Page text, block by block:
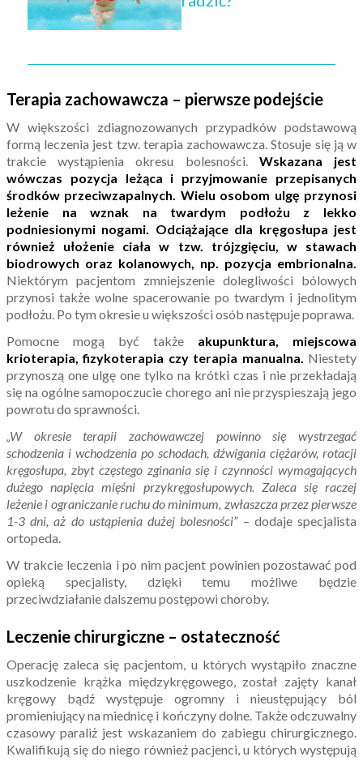
Terapia zachowawcza – pierwsze podejście
W większości zdiagnozowanych przypadków podstawową
formą leczenia jest tzw. terapia zachowawcza. Stosuje się ją w
trakcie wystąpienia okresu bolesności. Wskazana jest
wówczas pozycja leżąca i przyjmowanie przepisanych
środków przeciwzapalnych. Wielu osobom ulgę przynosi
leżenie na wznak na twardym podłożu z lekko
podniesionymi nogami. Odciążające dla kręgosłupa jest
również ułożenie ciała w tzw. trójzgięciu, w stawach
biodrowych oraz kolanowych, np. pozycja embrionalna.
Niektórym pacjentom zmniejszenie dolegliwości bólowych
przynosi także wolne spacerowanie po twardym i jednolitym
podłożu. Po tym okresie u większości osób następuje poprawa.
Pomocne mogą być także akupunktura, miejscowa
krioterapia, fizykoterapia czy terapia manualna. Niestety
przynoszą one ulgę one tylko na krótki czas i nie przekładają
się na ogólne samopoczucie chorego ani nie przyspieszają jego
powrotu do sprawności.
„W okresie terapii zachowawczej powinno się wystrzegać
schodzenia i wchodzenia po schodach, dźwigania ciężarów, rotacji
kręgosłupa, zbyt częstego zginania się i czynności wymagających
dużego napięcia mięśni przykręgosłupowych. Zaleca się raczej
leżenie i ograniczanie ruchu do minimum, zwłaszcza przez pierwsze
1-3 dni, aż do ustąpienia dużej bolesności”– dodaje specjalista
ortopeda.
W trakcie leczenia i po nim pacjent powinien pozostawać pod
opieką specjalisty, dzięki temu możliwe będzie
przeciwdziałanie dalszemu postępowi choroby.
Leczenie chirurgiczne – ostateczność
Operację zaleca się pacjentom, u których wystąpiło znaczne
uszkodzenie krążka międzykręgowego, został zajęty kanał
kręgowy bądź występuje ogromny i nieustępujący ból
promieniujący na miednicę i kończyny dolne. Także odczuwalny
czasowy paraliż jest wskazaniem do zabiegu chirurgicznego.
Kwalifikują się do niego również pacjenci, u których występują